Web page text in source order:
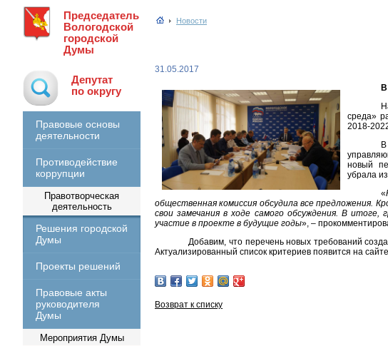
Председатель
Вологодской
городской
Думы
Депутат
по округу
Правовые основы
деятельности
Противодействие
коррупции
Правотворческая
деятельность
Решения городской
Думы
Проекты решений
Правовые акты
руководителя
Думы
Мероприятия Думы
Новости
31.05.2017
среда»
2018-
новый
убрала
«
общественная комиссия обсудила все предложения.
свои замечания в ходе самого обсуждения. В
участие в проекте в будущие годы», –
Добавим, что перечень новых требований
Актуализированный список критериев появится на
Возврат к списку